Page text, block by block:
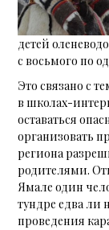
детей
с восьмого по
Это связано с
в школах-
оставаться
организовать
региона
родителями.
Ямале один
тундре едва ли
проведения